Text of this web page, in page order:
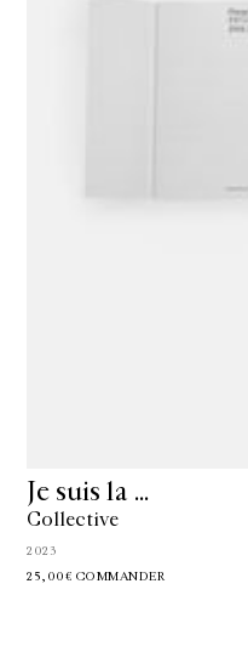
Je suis la …
Collective
2023
25,00€ COMMANDER